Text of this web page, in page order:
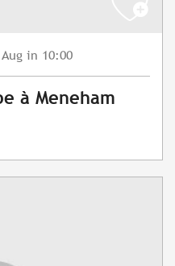
Aug in 10:00
à Meneham